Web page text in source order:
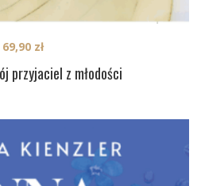
przyjaciel z młodości
69,90 zł